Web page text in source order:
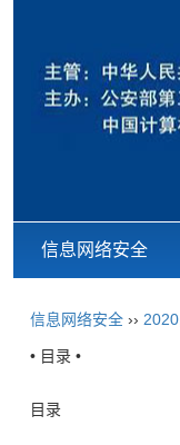
信息网络安全
信息网络安全 ›› 2020
• 目录 •
目录